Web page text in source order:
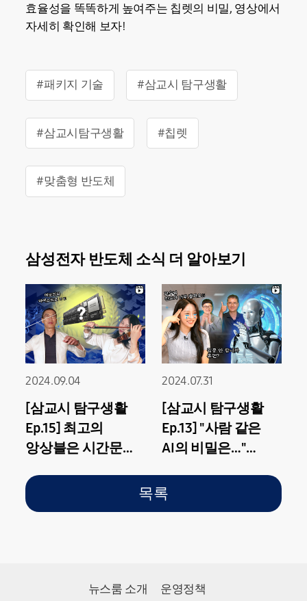
효율성을 똑똑하게 높여주는 칩렛의 비밀, 영상에서
자세히 확인해 보자!
#패키지 기술 #삼교시 탐구생활
#삼교시탐구생활 #칩렛
#맞춤형 반도체
삼성전자 반도체 소식 더 알아보기
2024.09.04
[삼교시 탐구생활
Ep.15] 최고의
앙상블은 시간문제!
거장을 통해 알아본
메모리 컨트롤러 A
2024.07.31
[삼교시 탐구생활
Ep.13] "사람 같은
AI의 비밀은…"
완벽 정리!
목록
뉴스룸 소개 운영정책